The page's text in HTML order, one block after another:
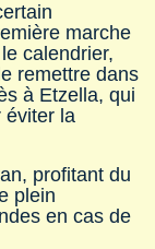
marche
calendrier,
remettre dans
à Etzella, qui
éviter la
profitant du
plein
en cas de